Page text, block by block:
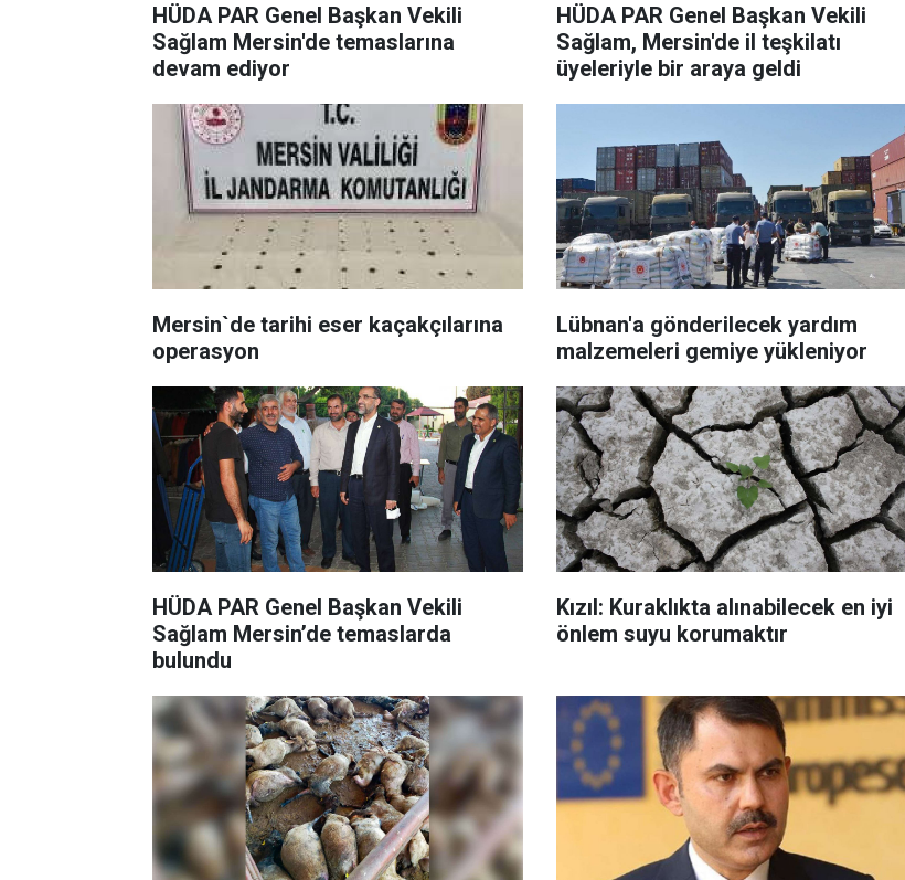
HÜDA PAR Genel Başkan Vekili
Sağlam Mersin'de temaslarına
devam ediyor
HÜDA PAR Genel Başkan Vekili
Sağlam, Mersin'de il teşkilatı
üyeleriyle bir araya geldi
Mersin`de tarihi eser kaçakçılarına
operasyon
Lübnan'a gönderilecek yardım
malzemeleri gemiye yükleniyor
HÜDA PAR Genel Başkan Vekili
Sağlam Mersin’de temaslarda
bulundu
​Kızıl: Kuraklıkta alınabilecek en iyi
önlem suyu korumaktır